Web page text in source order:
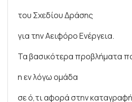
του Σχεδίου Δράσης
για την Αειφόρο Ενέργεια.
Τα βασικότερα προβλήματα
η εν λόγω ομάδα
σε ό,τι αφορά στην